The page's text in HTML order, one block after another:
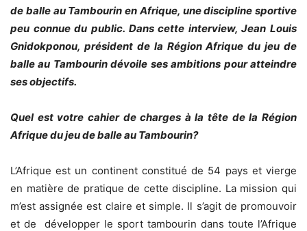
de balle au Tambourin en Afrique, une discipline sportive
peu connue du public. Dans cette interview, Jean Louis
Gnidokponou, président de la Région Afrique du jeu de
balle au Tambourin dévoile ses ambitions pour atteindre
ses objectifs.
Quel est votre cahier de charges à la tête de la Région
Afrique du jeu de balle au Tambourin?
L’Afrique est un continent constitué de 54 pays et vierge
en matière de pratique de cette discipline. La mission qui
m’est assignée est claire et simple. Il s’agit de promouvoir
et de développer le sport tambourin dans toute l’Afrique